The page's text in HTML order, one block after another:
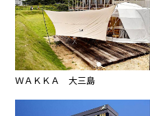
ＷＡＫＫＡ 大三島